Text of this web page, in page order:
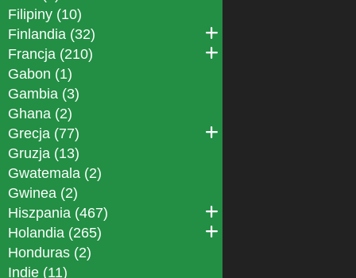
Filipiny (10)
Finlandia (32)
Francja (210)
Gabon (1)
Gambia (3)
Ghana (2)
Grecja (77)
Gruzja (13)
Gwatemala (2)
Gwinea (2)
Hiszpania (467)
Holandia (265)
Honduras (2)
Indie (11)